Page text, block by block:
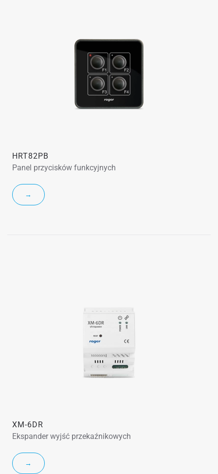
HRT82PB
Panel przycisków funkcyjnych
→
XM-6DR
Ekspander wyjść przekaźnikowych
→